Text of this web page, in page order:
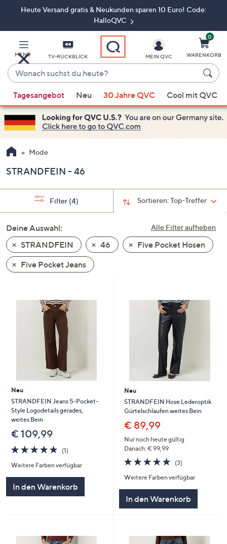
ZumHeute Versand gratis & Neukunden sparen 10 Euro! Code:
HalloQVC
MENÜ TV-RÜCKBLICK
Wonach
suchst
du
heute?
Vorschläge
verfügbar
sind,
verwenden
Sie
Pfeiltasten
nach
und
nach
unten
oder
wischen
Sie
diese
anzuzeigen.
MEIN QVC
0
WARENKORB
Tagesangebot Neu 30 Jahre QVC Cool mit QVC
Mode
STRANDFEIN - 46
Sortieren:Top-Treffer
Filter (4)
Alle Filter aufheben
Deine Auswahl:
STRANDFEIN
46
Five Pocket Hosen
Five Pocket Jeans
Neu
STRANDFEIN Jeans 5-Pocket-
Style Logodetails gerades,
weites Bein
€ 109,99
5.0
von
5
(1)1
Weitere Farben verfügbar
In den Warenkorb
Neu
STRANDFEIN Hose Lederoptik
Gürtelschlaufen weites Bein
€ 89,99
Nur noch heute gültig
Danach: € 99,99
4.7
von
5
(3)3
Weitere Farben verfügbar
In den Warenkorb